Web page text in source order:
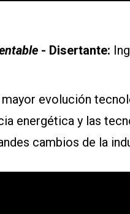
- Disertante:
evolución
energética y las
cambios de la